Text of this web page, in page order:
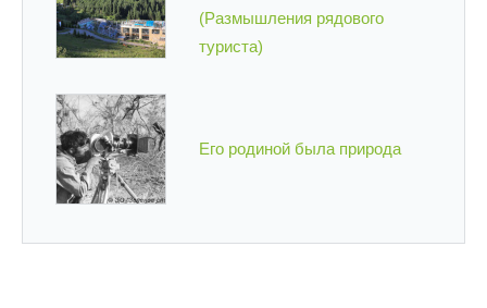
(Размышления рядового
туриста)
Его родиной была природа